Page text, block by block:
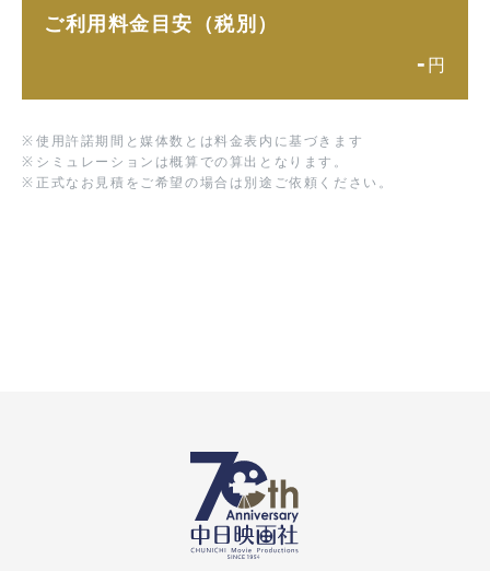
ご利用料金目安（税別）
- 円
※ 使用許諾期間と媒体数とは料金表内に基づきます
※ シミュレーションは概算での算出となります。
※ 正式なお見積をご希望の場合は別途ご依頼ください。